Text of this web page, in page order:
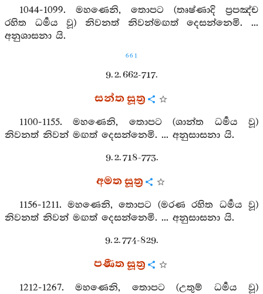
1044-1099. මහණෙනි, තොපට (තෘෂ්ණාදි ප්‍රපඤ්ච
රහිත ධර්‍මය වූ) නිවනත් නිවන්මඟත් දෙසන්නෙමි. ...
අනුශාසනා යි.
661
9. 2. 662-717.
සන්ත සූත්‍ර
1100-1155. මහණෙනි, තොපට (ශාන්ත ධර්‍මය වූ)
නිවනත් නිවන් මඟත් දෙසන්නෙමි. ... අනුසාසනා යි.
9. 2. 718-773.
අමත සූත්‍ර
1156-1211. මහණෙනි, තොපට (මරණ රහිත ධර්‍මය වූ)
නිවනත් නිවන් මඟත් දෙසන්නෙමි. ... අනුසාසනා යි.
9. 2. 774-829.
පණීත සූත්‍ර
1212-1267. මහණෙනි, තොපට (උතුම් ධර්‍මය වූ)